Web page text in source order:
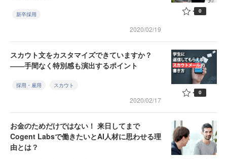
新卒採用
2020/02/19
0
スカウト文をカスタマイズできていますか？
――手間なく特別感も演出するポイント
採用・雇用 スカウト
2020/02/17
0
お金のためだけではない！ 来日してまで
Cogent Labsで働きたいとAI人材に思わせる理
由とは？